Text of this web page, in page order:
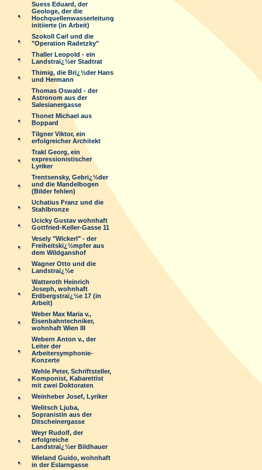
Suess Eduard, der
Geologe, der die
Hochquellenwasserleitung
initiierte (in Arbeit)
Szokoll Carl und die
"Operation Radetzky"
Thaller Leopold - ein
Landstraï¿½er Stadtrat
Thimig, die Brï¿½der Hans
und Hermann
Thomas Oswald - der
Astronom aus der
Salesianergasse
Thonet Michael aus
Boppard
Tilgner Viktor, ein
erfolgreicher Architekt
Trakl Georg, ein
expressionistischer
Lyriker
Trentsensky, Gebrï¿½der
und die Mandelbogen
(Bilder fehlen)
Uchatius Franz und die
Stahlbronze
Ucicky Gustav wohnhaft
Gottfried-Keller-Gasse 11
Vesely "Wickerl" - der
Freiheitskï¿½mpfer aus
dem Wildganshof
Wagner Otto und die
Landstraï¿½e
Watteroth Heinrich
Joseph, wohnhaft
Erdbergstraï¿½e 17 (in
Arbeit)
Weber Max Maria v.,
Eisenbahntechniker,
wohnhaft Wien III
Webern Anton v., der
Leiter der
Arbeitersymphonie-
Konzerte
Wehle Peter, Schriftsteller,
Komponist, Kabarettist
mit zwei Doktoraten
Weinheber Josef, Lyriker
Welitsch Ljuba,
Sopranistin aus der
Ditscheinergasse
Weyr Rudolf, der
erfolgreiche
Landstraï¿½er Bildhauer
Wieland Guido, wohnhaft
in der Eslarngasse